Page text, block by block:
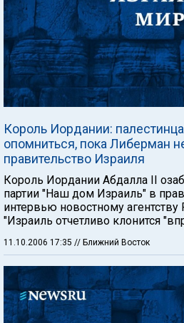
Король Иордании:
опомниться, пока Либерман
правительство Израиля
Король Иордании Абдалла II
партии "Наш дом Израиль" в
интервью новостному агентству
"Израиль отчетливо клонится
11.10.2006 17:35 // Ближний Восток